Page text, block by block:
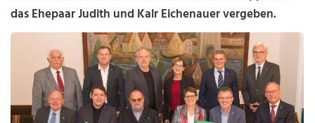
das Ehepaar Judith und Kalr Eichenauer vergeben.